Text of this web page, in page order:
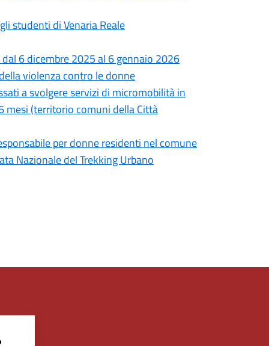
studenti di Venaria Reale
6 dicembre 2025 al 6 gennaio 2026
violenza contro le donne
a svolgere servizi di micromobilità in
mesi (territorio comuni della Città
per donne residenti nel comune
Nazionale del Trekking Urbano